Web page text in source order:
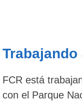
FCR está
con el Parque